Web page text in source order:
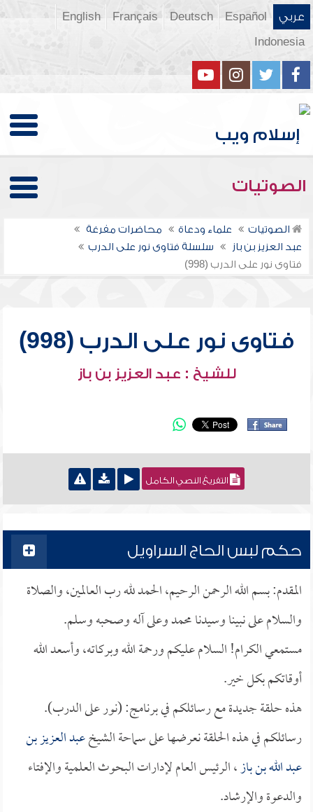
عربي Español
Deutsch
Français
English
Indonesia
الصوتيات
الصوتيات علماء ودعاة
محاضرات مفرغة
عبد العزيز بن باز
سلسلة فتاوى نور على الدرب
فتاوى نور على الدرب (998)
فتاوى نور على الدرب (998)
للشيخ : عبد العزيز بن باز
التفريغ النصي الكامل
حكم لبس الحاج السراويل
المقدم: بسم الله الرحمن الرحيم، الحمد لله رب العالمين، والصلاة
والسلام على نبينا وسيدنا محمد وعلى آله وصحبه وسلم.
مستمعي الكرام! السلام عليكم ورحمة الله وبركاته، وأسعد الله
أوقاتكم بكل خير.
هذه حلقة جديدة مع رسائلكم في برنامج: (نور على الدرب).
رسائلكم في هذه الحلقة نعرضها على سماحة الشيخعبد العزيز بن
عبد الله بن باز، الرئيس العام لإدارات البحوث العلمية والإفتاء
والدعوة والإرشاد.